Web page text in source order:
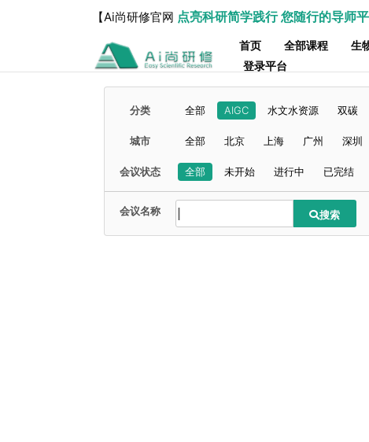
【Ai尚研修官网 点亮科研简学践行 您随行的导师平
首页 全部课程 生
登录平台
分类 全部 AIGC 水文水资源 双碳
城市 全部 北京 上海 广州 深圳
会议状态 全部 未开始 进行中 已完结
会议名称 搜索